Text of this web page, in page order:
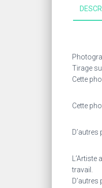
Tirage
Cette
Cette
travail.